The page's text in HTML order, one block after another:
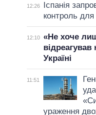
12:26
Іспанія
контроль для
12:10 «Не хоче
Україні
11:51
ураження